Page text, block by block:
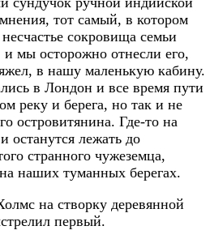
тот самый, в котором
сокровища семьи
мы осторожно отнесли его,
в нашу маленькую кабину.
в Лондон и все время пути
реку и берега, но так и не
островитянина. Где-то на
останутся лежать до
странного чужеземца,
наших туманных берегах.
на створку деревянной
первый.